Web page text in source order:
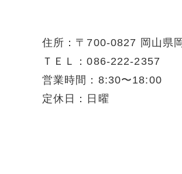
住所：〒700-0827 岡山県
ＴＥＬ：086-222-2357
営業時間：8:30〜18:00
定休日：日曜